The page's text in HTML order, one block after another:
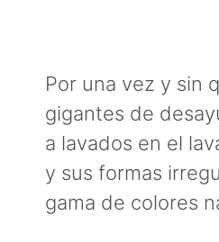
Por una vez y sin
gigantes de
a lavados en el
y sus formas
gama de colores